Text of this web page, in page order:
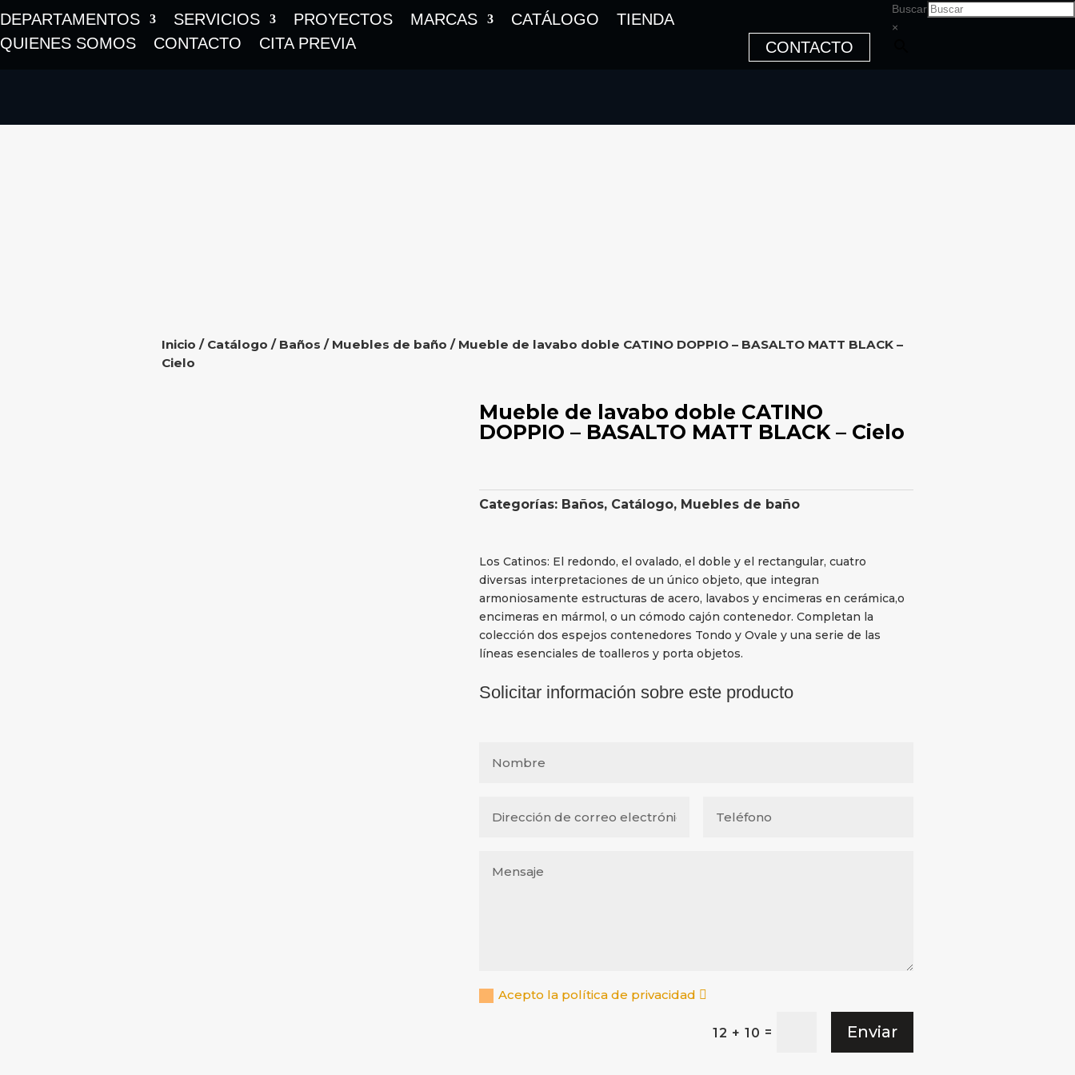
DEPARTAMENTOS SERVICIOS PROYECTOS MARCAS CATÁLOGO
TIENDA
QUIENES SOMOS
CONTACTO CITA PREVIA CONTACTO
Buscar
×
Inicio / Catálogo / Baños / Muebles de baño / Mueble de lavabo doble CATINO DOPPIO – BASALTO MATT BLACK –
Cielo
Mueble de lavabo doble CATINO
DOPPIO – BASALTO MATT BLACK – Cielo
Categorías: Baños, Catálogo, Muebles de baño
Los Catinos: El redondo, el ovalado, el doble y el rectangular, cuatro
diversas interpretaciones de un único objeto, que integran
armoniosamente estructuras de acero, lavabos y encimeras en cerámica,o
encimeras en mármol, o un cómodo cajón contenedor. Completan la
colección dos espejos contenedores Tondo y Ovale y una serie de las
líneas esenciales de toalleros y porta objetos.
Solicitar información sobre este producto
Acepto la política de privacidad
12 + 10 = Enviar